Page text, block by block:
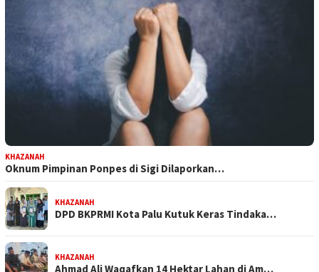
KHAZANAH
Oknum Pimpinan Ponpes di Sigi Dilaporkan…
KHAZANAH
DPD BKPRMI Kota Palu Kutuk Keras Tindaka…
KHAZANAH
Ahmad Ali Waqafkan 14 Hektar Lahan di Am…